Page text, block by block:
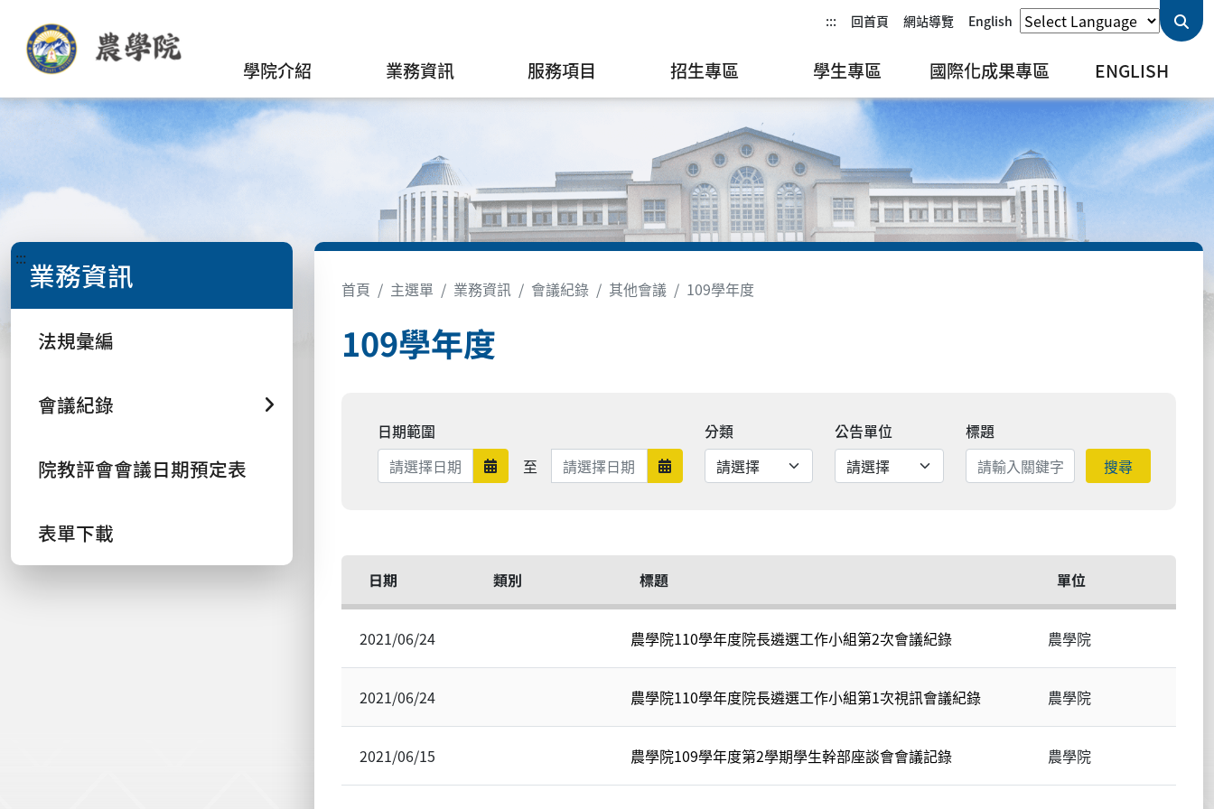
::: 回首頁 網站導覽 English
學院介紹 業務資訊 服務項目 招生專區 學生專區 國際化成果專區 ENGLISH
::: 業務資訊
法規彙編
會議紀錄
院教評會會議日期預定表
表單下載
首頁 主選單 業務資訊 會議紀錄 其他會議 109學年度
109學年度
日期範圍
日期範圍開始
至 日期範圍結束 日期範圍結束
分類 公告單位
標題
搜尋
日期 類別 標題 單位
2021/06/24 農學院110學年度院長遴選工作小組第2次會議紀錄 農學院
2021/06/24 農學院110學年度院長遴選工作小組第1次視訊會議紀錄 農學院
2021/06/15 農學院109學年度第2學期學生幹部座談會會議記錄 農學院